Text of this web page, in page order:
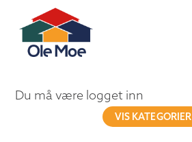
Du må være logget inn
VIS KATEGORIER